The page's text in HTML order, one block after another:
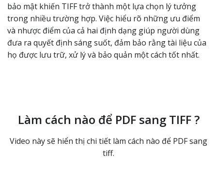
bảo mật khiến TIFF trở thành một lựa chọn lý tưởng
trong nhiều trường hợp. Việc hiểu rõ những ưu điểm
và nhược điểm của cả hai định dạng giúp người dùng
đưa ra quyết định sáng suốt, đảm bảo rằng tài liệu của
họ được lưu trữ, xử lý và bảo quản một cách tốt nhất.
Làm cách nào để PDF sang TIFF ?
Video này sẽ hiển thị chi tiết làm cách nào để PDF sang
tiff.